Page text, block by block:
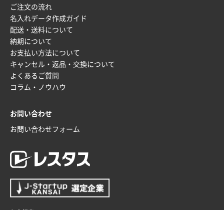
ご注文の流れ
名入れデータ作成ガイド
配送・送料について
納期について
お支払い方法について
キャンセル・返品・交換について
よくあるご質問
コラム・ノウハウ
お問い合わせ
お問い合わせフォーム